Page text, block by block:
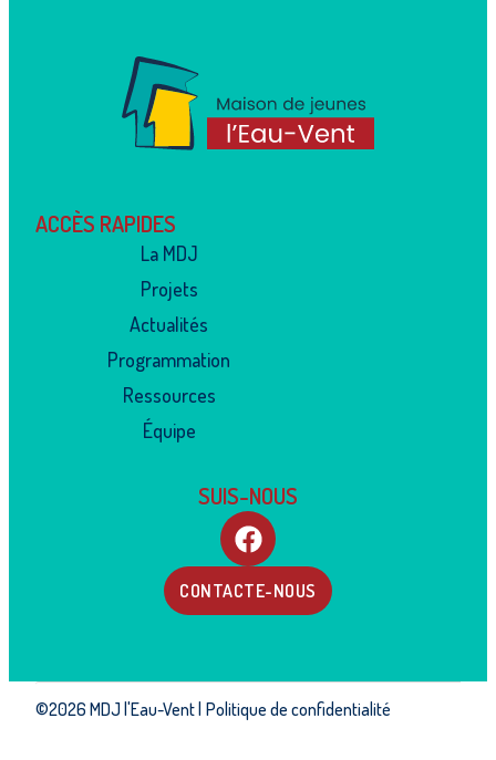
ACCÈS RAPIDES
La MDJ
Projets
Actualités
Programmation
Ressources
Équipe
SUIS-NOUS
CONTACTE-NOUS
©2026 MDJ l'Eau-Vent | Politique de confidentialité